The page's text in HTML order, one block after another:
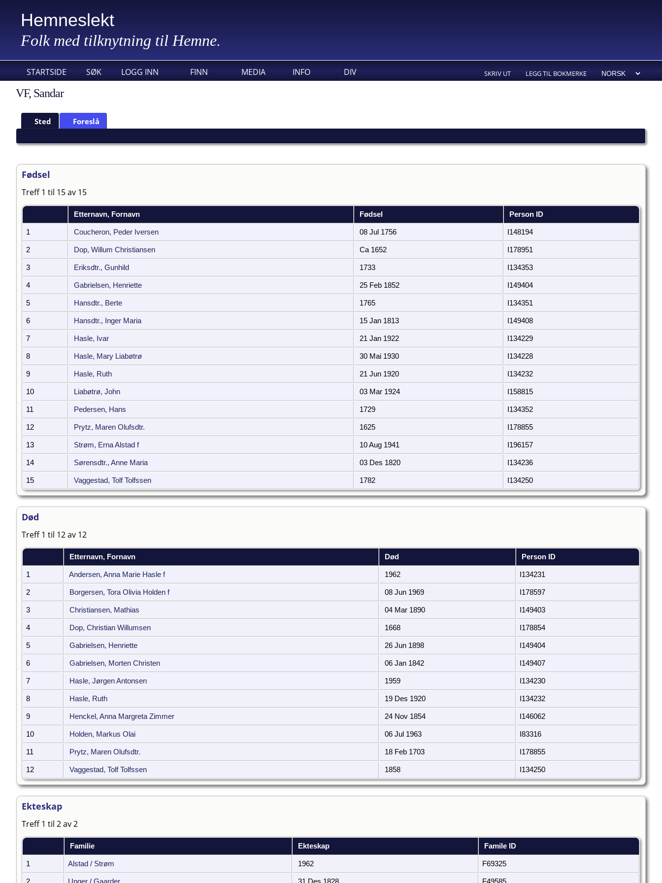
Hemneslekt
Folk med tilknytning til Hemne.
STARTSIDE SØK LOGG INN FINN MEDIA INFO DIV SKRIV UT LEGG TIL BOKMERKE
VF, Sandar
Sted Foreslå
Fødsel
Treff 1 til 15 av 15
Etternavn, Fornavn Fødsel Person ID
1 Coucheron, Peder Iversen 08 Jul 1756 I148194
2 Dop, Willum Christiansen Ca 1652 I178951
3 Eriksdtr., Gunhild 1733 I134353
4 Gabrielsen, Henriette 25 Feb 1852 I149404
5 Hansdtr., Berte 1765 I134351
6 Hansdtr., Inger Maria 15 Jan 1813 I149408
7 Hasle, Ivar 21 Jan 1922 I134229
8 Hasle, Mary Liabøtrø 30 Mai 1930 I134228
9 Hasle, Ruth 21 Jun 1920 I134232
10 Liabøtrø, John 03 Mar 1924 I158815
11 Pedersen, Hans 1729 I134352
12 Prytz, Maren Olufsdtr. 1625 I178855
13 Strøm, Erna Alstad f 10 Aug 1941 I196157
14 Sørensdtr., Anne Maria 03 Des 1820 I134236
15 Vaggestad, Tolf Tolfssen 1782 I134250
Død
Treff 1 til 12 av 12
Etternavn, Fornavn Død Person ID
1 Andersen, Anna Marie Hasle f 1962 I134231
2 Borgersen, Tora Olivia Holden f 08 Jun 1969 I178597
3 Christiansen, Mathias 04 Mar 1890 I149403
4 Dop, Christian Willumsen 1668 I178854
5 Gabrielsen, Henriette 26 Jun 1898 I149404
6 Gabrielsen, Morten Christen 06 Jan 1842 I149407
7 Hasle, Jørgen Antonsen 1959 I134230
8 Hasle, Ruth 19 Des 1920 I134232
9 Henckel, Anna Margreta Zimmer 24 Nov 1854 I146062
10 Holden, Markus Olai 06 Jul 1963 I83316
11 Prytz, Maren Olufsdtr. 18 Feb 1703 I178855
12 Vaggestad, Tolf Tolfssen 1858 I134250
Ekteskap
Treff 1 til 2 av 2
Familie Ekteskap Famile ID
1 Alstad / Strøm 1962 F69325